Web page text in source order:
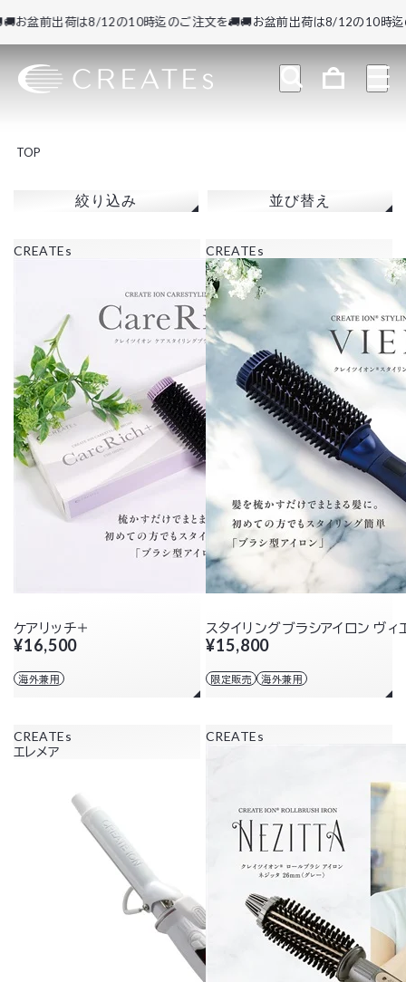
盆前出荷は8/12の10時迄のご注文を🚚🚚お盆前出荷は8/12の10時迄の
TOP
絞り込み 並び替え
CREATEs
ケアリッチ＋
¥16,500
海外兼用
CREATEs
スタイリングブラシアイロン ヴィ
¥15,800
限定販売 海外兼用
CREATEs
エレメア
CREATEs